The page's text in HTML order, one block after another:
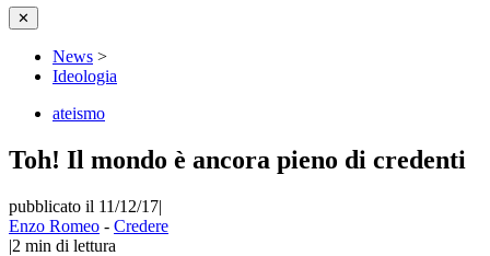
✕
News >
Ideologia
ateismo
Toh! Il mondo è ancora pieno di credenti
pubblicato il 11/12/17|
Enzo Romeo - Credere
|2 min di lettura